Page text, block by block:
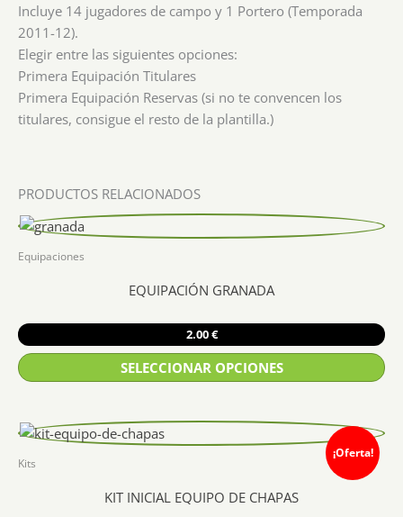
Incluye 14 jugadores de campo y 1 Portero (Temporada
2011-12).
Elegir entre las siguientes opciones:
Primera Equipación Titulares
Primera Equipación Reservas (si no te convencen los
titulares, consigue el resto de la plantilla.)
PRODUCTOS RELACIONADOS
Equipaciones
EQUIPACIÓN GRANADA
2.00€
SELECCIONAR OPCIONES
producto
tiene
múltiples
¡Oferta!
Kits
KIT INICIAL EQUIPO DE CHAPAS